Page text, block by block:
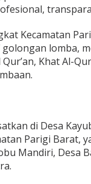
Kecamatan
golongan lomba,
Qur’an, Khat Al-
di Desa
Parigi Barat,
Mandiri, Desa